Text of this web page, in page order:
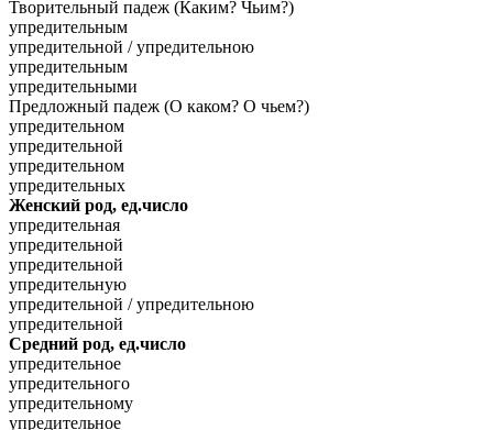
Творительный падеж (Каким? Чьим?)
упредительным
упредительной / упредительною
упредительным
упредительными
Предложный падеж (О каком? О чьем?)
упредительном
упредительной
упредительном
упредительных
Женский род, ед.число
упредительная
упредительной
упредительной
упредительную
упредительной / упредительною
упредительной
Средний род, ед.число
упредительное
упредительного
упредительному
упредительное